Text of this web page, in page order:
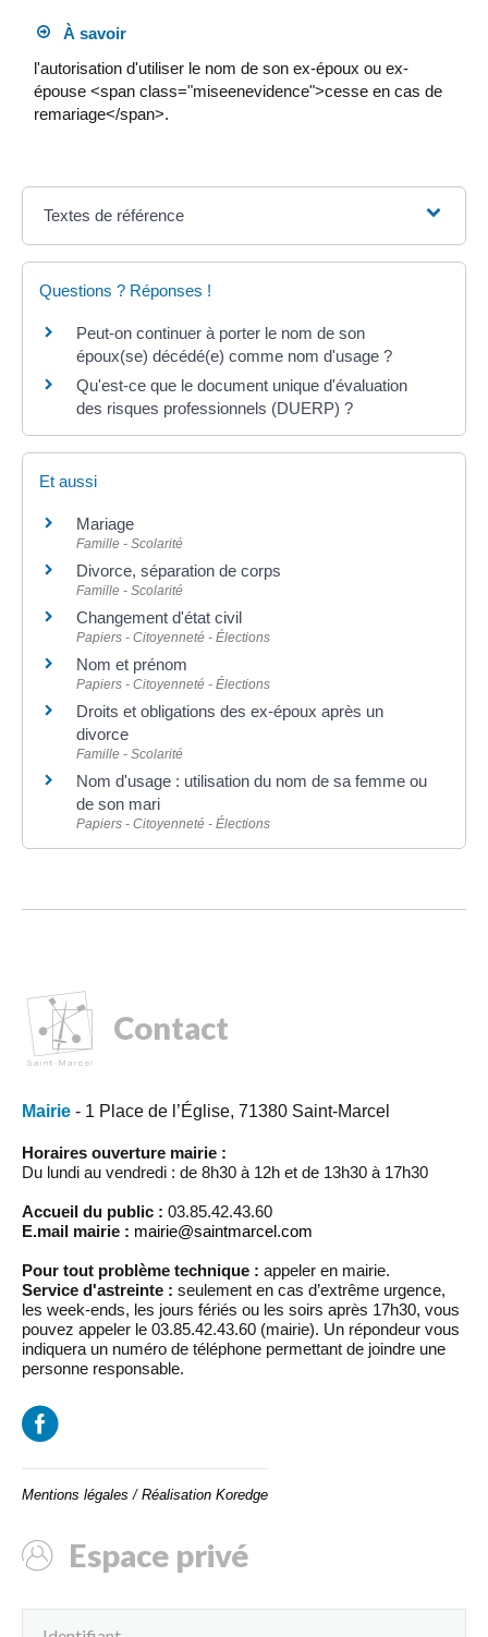
À savoir
l'autorisation d'utiliser le nom de son ex-époux ou ex-
épouse <span class="miseenevidence">cesse en cas de
remariage</span>.
Textes de référence
Questions ? Réponses !
Peut-on continuer à porter le nom de son
époux(se) décédé(e) comme nom d'usage ?
Qu'est-ce que le document unique d'évaluation
des risques professionnels (DUERP) ?
Et aussi
Mariage
Famille - Scolarité
Divorce, séparation de corps
Famille - Scolarité
Changement d'état civil
Papiers - Citoyenneté - Élections
Nom et prénom
Papiers - Citoyenneté - Élections
Droits et obligations des ex-époux après un
divorce
Famille - Scolarité
Nom d'usage : utilisation du nom de sa femme ou
de son mari
Papiers - Citoyenneté - Élections
Contact
Mairie - 1 Place de l’Église, 71380 Saint-Marcel
Horaires ouverture mairie :
Du lundi au vendredi : de 8h30 à 12h et de 13h30 à 17h30
Accueil du public : 03.85.42.43.60
E.mail mairie : mairie@saintmarcel.com
Pour tout problème technique : appeler en mairie.
Service d'astreinte : seulement en cas d’extrême urgence,
les week-ends, les jours fériés ou les soirs après 17h30, vous
pouvez appeler le 03.85.42.43.60 (mairie). Un répondeur vous
indiquera un numéro de téléphone permettant de joindre une
personne responsable.
Mentions légales / Réalisation Koredge
Espace privé